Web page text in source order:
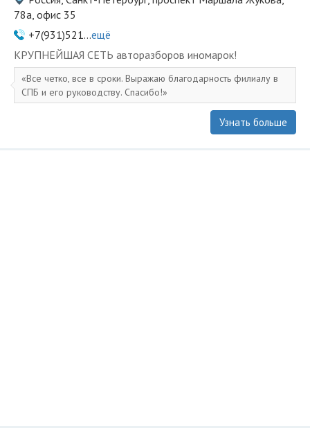
78а, офис 35
+7(931)521...ещё
KPУПНЕЙШAЯ СЕTЬ aвторазбopов иномapoк!
Все четко, все в сроки. Выражаю благодарность филиалу в
СПБ и его руководству. Спасибо!
Узнать больше